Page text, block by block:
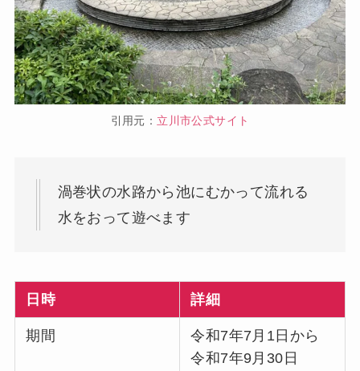
引用元： 立川市公式サイト
渦巻状の水路から池にむかって流れる
水をおって遊べます
日時 詳細
期間
令和7年7月1日から
令和7年9月30日